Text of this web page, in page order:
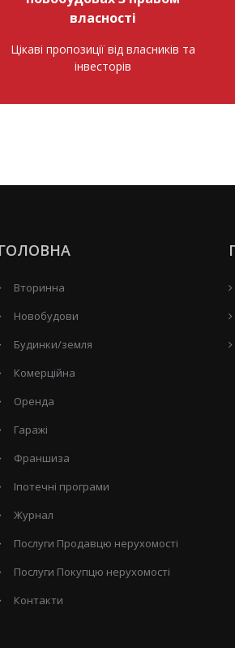
власності
Цікаві пропозиції від власників та
інвесторів
ГОЛОВНА
Вторинна
Новобудови
Будинки/земля
Комерційна
Оренда
Гаражі
Франшиза
Іпотечні програми
Журнал
Послуги Продавцю нерухомості
Послуги Покупцю нерухомості
Контакти